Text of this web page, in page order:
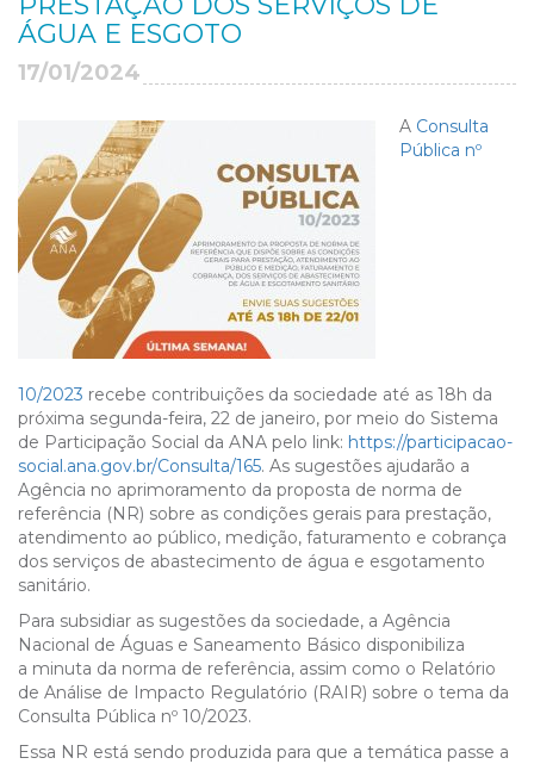
ÁGUA E ESGOTO
17/01/2024
A Consulta
Pública nº
10/2023 recebe contribuições da sociedade até as 18h da
próxima segunda-feira, 22 de janeiro, por meio do Sistema
de Participação Social da ANA pelo link: https://participacao-
social.ana.gov.br/Consulta/165. As sugestões ajudarão a
Agência no aprimoramento da proposta de norma de
referência (NR) sobre as condições gerais para prestação,
atendimento ao público, medição, faturamento e cobrança
dos serviços de abastecimento de água e esgotamento
sanitário.
Para subsidiar as sugestões da sociedade, a Agência
Nacional de Águas e Saneamento Básico disponibiliza
a minuta da norma de referência, assim como o Relatório
de Análise de Impacto Regulatório (RAIR) sobre o tema da
Consulta Pública nº 10/2023.
Essa NR está sendo produzida para que a temática passe a